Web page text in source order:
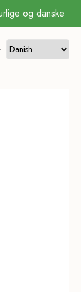
og danske